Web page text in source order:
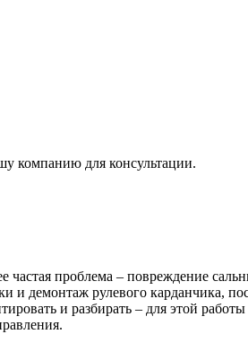
компанию для консультации.
проблема – повреждение
и демонтаж рулевого карданчика,
и разбирать – для этой